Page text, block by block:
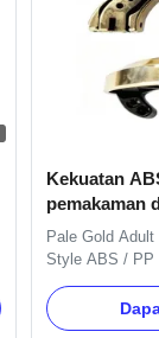
Kekuatan
pemakaman
Pale Gold
Style ABS / PP
Specification
material is PP